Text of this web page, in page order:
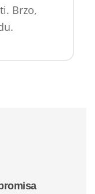
Brzo,